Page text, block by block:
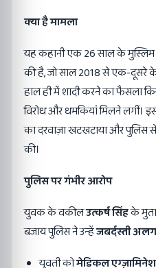
क्या है मामला
यह कहानी एक 26 साल के
की है, जो साल 2018 से एक-दूसरे के
हाल ही में शादी करने का फैसला
विरोध और धमकियां मिलने लगीं।
का दरवाज़ा खटखटाया और पुलिस
की।
पुलिस पर गंभीर आरोप
युवक के वकीलउत्कर्ष सिंहके
बजाय पुलिस ने उन्हेंजबर्दस्ती
युवती कोमेडिकल